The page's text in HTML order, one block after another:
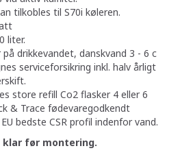
tilkobles til S70i køleren.
liter.
drikkevandet, danskvand 3 - 6 c
serviceforsikring inkl. halv årligt
store refill Co2 flasker 4 eller 6
& Trace fødevaregodkendt
bedste CSR profil indenfor vand.
før montering.